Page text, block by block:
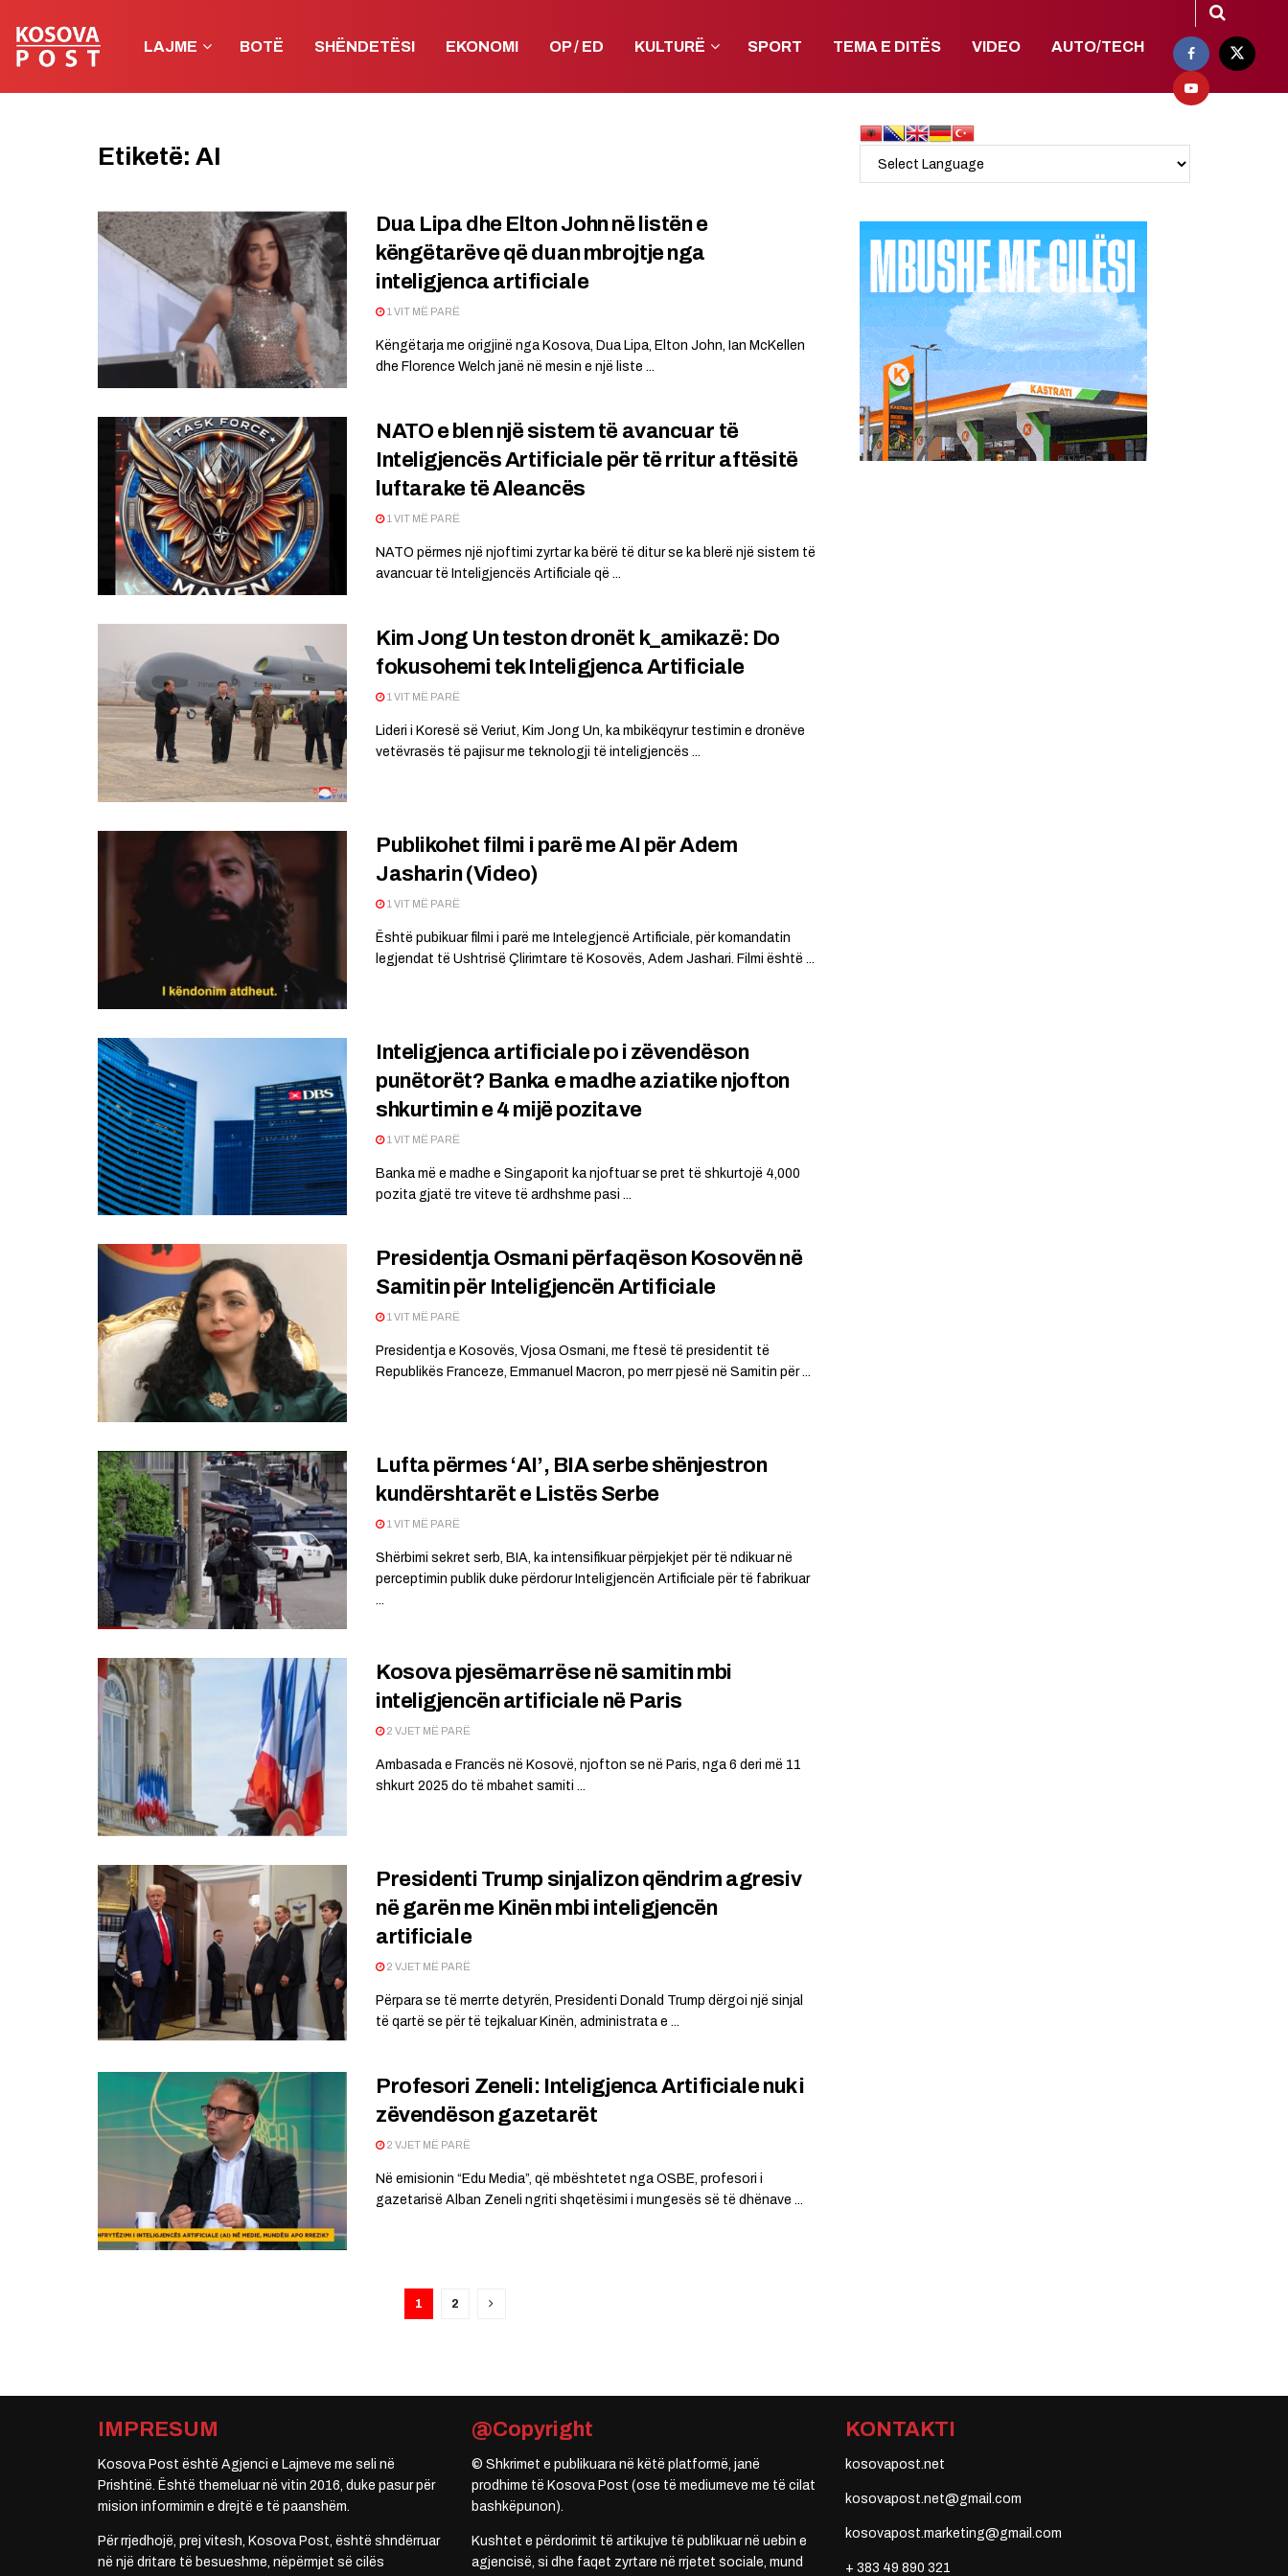
LAJME BOTË SHËNDETËSI EKONOMI OP / ED KULTURË SPORT TEMA E DITËS VIDEO AUTO/TECH
Etiketë: AI
Dua Lipa dhe Elton John në listën e
këngëtarëve që duan mbrojtje nga
inteligjenca artificiale
1 VIT MË PARË
Këngëtarja me origjinë nga Kosova, Dua Lipa, Elton John, Ian McKellen
dhe Florence Welch janë në mesin e një liste ...
NATO e blen një sistem të avancuar të
Inteligjencës Artificiale për të rritur aftësitë
luftarake të Aleancës
1 VIT MË PARË
NATO përmes një njoftimi zyrtar ka bërë të ditur se ka blerë një sistem të
avancuar të Inteligjencës Artificiale që ...
Kim Jong Un teston dronët k_amikazë: Do
fokusohemi tek Inteligjenca Artificiale
1 VIT MË PARË
Lideri i Koresë së Veriut, Kim Jong Un, ka mbikëqyrur testimin e dronëve
vetëvrasës të pajisur me teknologji të inteligjencës ...
Publikohet filmi i parë me AI për Adem
Jasharin (Video)
1 VIT MË PARË
Është pubikuar filmi i parë me Intelegjencë Artificiale, për komandatin
legjendat të Ushtrisë Çlirimtare të Kosovës, Adem Jashari. Filmi është ...
Inteligjenca artificiale po i zëvendëson
punëtorët? Banka e madhe aziatike njofton
shkurtimin e 4 mijë pozitave
1 VIT MË PARË
Banka më e madhe e Singaporit ka njoftuar se pret të shkurtojë 4,000
pozita gjatë tre viteve të ardhshme pasi ...
Presidentja Osmani përfaqëson Kosovën në
Samitin për Inteligjencën Artificiale
1 VIT MË PARË
Presidentja e Kosovës, Vjosa Osmani, me ftesë të presidentit të
Republikës Franceze, Emmanuel Macron, po merr pjesë në Samitin për ...
Lufta përmes ‘AI’, BIA serbe shënjestron
kundërshtarët e Listës Serbe
1 VIT MË PARË
Shërbimi sekret serb, BIA, ka intensifikuar përpjekjet për të ndikuar në
perceptimin publik duke përdorur Inteligjencën Artificiale për të fabrikuar
...
Kosova pjesëmarrëse në samitin mbi
inteligjencën artificiale në Paris
2 VJET MË PARË
Ambasada e Francës në Kosovë, njofton se në Paris, nga 6 deri më 11
shkurt 2025 do të mbahet samiti ...
Presidenti Trump sinjalizon qëndrim agresiv
në garën me Kinën mbi inteligjencën
artificiale
2 VJET MË PARË
Përpara se të merrte detyrën, Presidenti Donald Trump dërgoi një sinjal
të qartë se për të tejkaluar Kinën, administrata e ...
Profesori Zeneli: Inteligjenca Artificiale nuk i
zëvendëson gazetarët
2 VJET MË PARË
Në emisionin “Edu Media”, që mbështetet nga OSBE, profesori i
gazetarisë Alban Zeneli ngriti shqetësimi i mungesës së të dhënave ...
1 2
IMPRESUM
Kosova Post është Agjenci e Lajmeve me seli në
Prishtinë. Është themeluar në vitin 2016, duke pasur për
mision informimin e drejtë e të paanshëm.
Për rrjedhojë, prej vitesh, Kosova Post, është shndërruar
në një dritare të besueshme, nëpërmjet së cilës
@Copyright
© Shkrimet e publikuara në këtë platformë, janë
prodhime të Kosova Post (ose të mediumeve me të cilat
bashkëpunon).
Kushtet e përdorimit të artikujve të publikuar në uebin e
agjencisë, si dhe faqet zyrtare në rrjetet sociale, mund
KONTAKTI
kosovapost.net
kosovapost.net@gmail.com
kosovapost.marketing@gmail.com
+ 383 49 890 321